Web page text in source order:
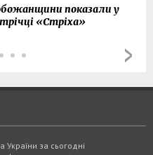
показали у
«Стріха»
України за сьогодні